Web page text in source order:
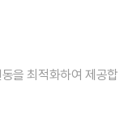
을 최적화하여 제공